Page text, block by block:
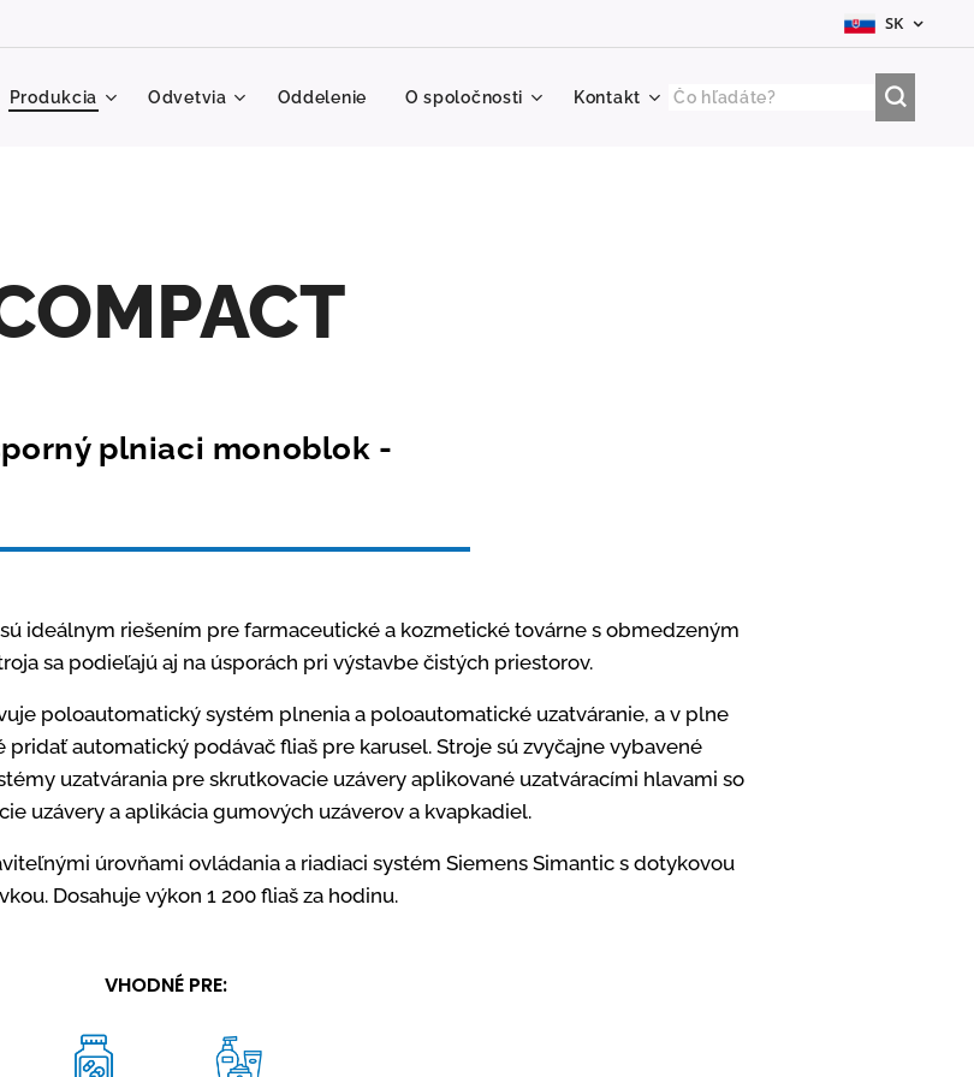
SK
Produkcia Odvetvia Oddelenie O spoločnosti Kontakt
plniaci monoblok -
ideálnym riešením pre farmaceutické a kozmetické továrne s obmedzeným
sa podieľajú aj na úsporách pri výstavbe čistých priestorov.
poloautomatický systém plnenia a poloautomatické uzatváranie, a v plne
pridať automatický podávač fliaš pre karusel. Stroje sú zvyčajne vybavené
uzatvárania pre skrutkovacie uzávery aplikované uzatváracími hlavami so
uzávery a aplikácia gumových uzáverov a kvapkadiel.
úrovňami ovládania a riadiaci systém Siemens Simantic s dotykovou
Dosahuje výkon 1 200 fliaš za hodinu.
VHODNÉ PRE: